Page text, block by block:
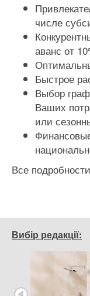
числе
аванс от
Быстрое
Выбор
Ваших
или
Все
Вибір редакції: